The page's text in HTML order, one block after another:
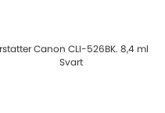
Canon CLI-526BK. 8,4 ml
Svart